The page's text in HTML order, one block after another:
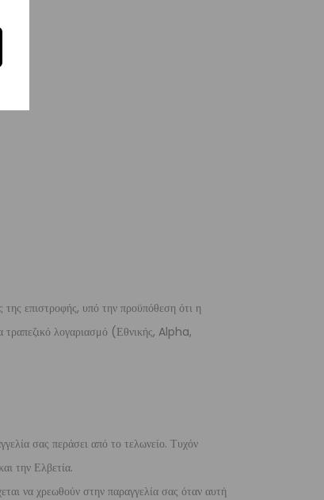
της επιστροφής, υπό την προϋπόθεση ότι η
λογαριασμό (Εθνικής, Alpha,
σας περάσει από το τελωνείο. Τυχόν
την Ελβετία.
να χρεωθούν στην παραγγελία σας όταν αυτή